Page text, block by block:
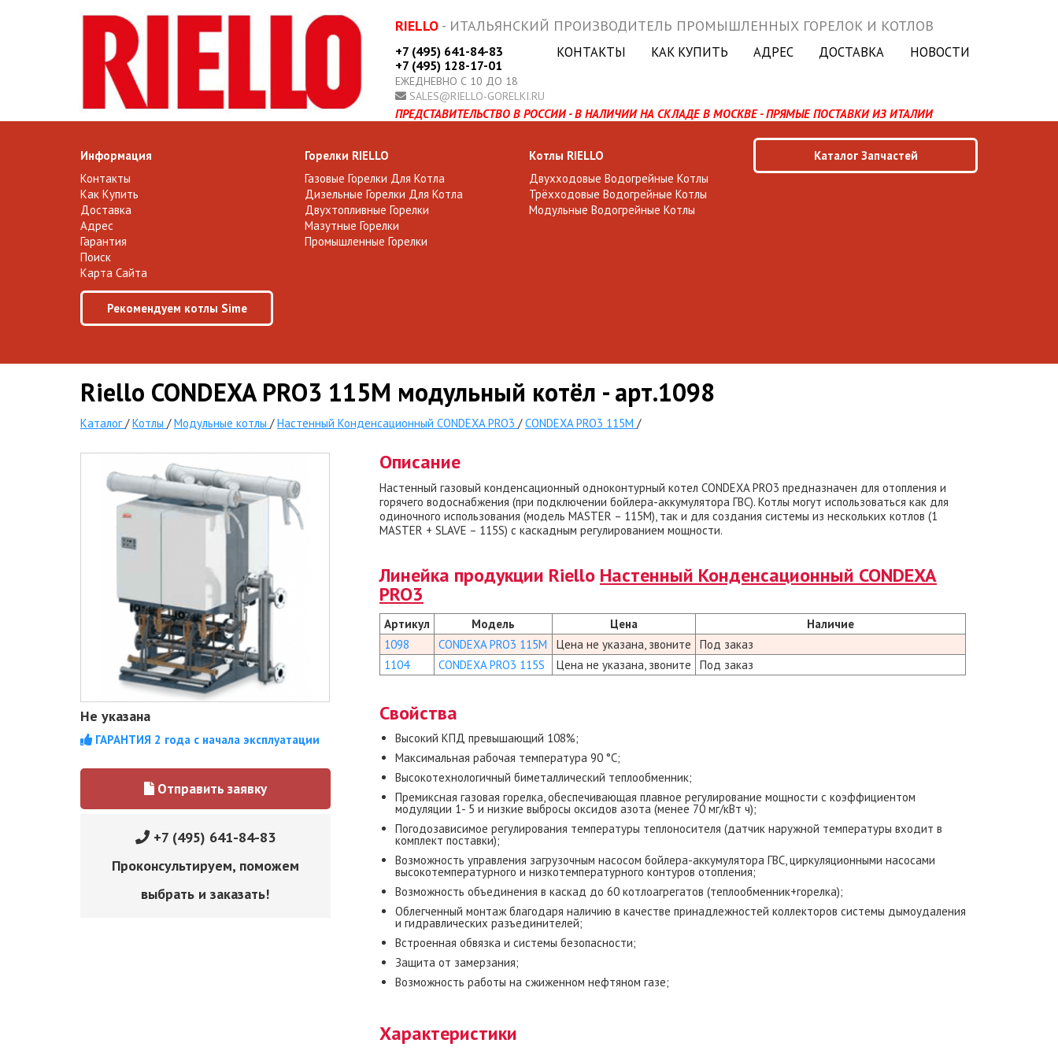
RIELLO- ИТАЛЬЯНСКИЙ ПРОИЗВОДИТЕЛЬ ПРОМЫШЛЕННЫХ ГОРЕЛОК И КОТЛОВ
+7 (495) 641-84-83
+7 (495) 128-17-01
ЕЖЕДНЕВНО С 10 ДО 18
SALES@RIELLO-GORELKI.RU
КОНТАКТЫ КАК КУПИТЬ АДРЕС ДОСТАВКА НОВОСТИ
ПРЕДСТАВИТЕЛЬСТВО В РОССИИ - В НАЛИЧИИ НА СКЛАДЕ В МОСКВЕ - ПРЯМЫЕ ПОСТАВКИ ИЗ ИТАЛИИ
Информация
Контакты
Как Купить
Доставка
Адрес
Гарантия
Поиск
Карта Сайта
Рекомендуем котлы Sime
Горелки RIELLO
Газовые Горелки Для Котла
Дизельные Горелки Для Котла
Двухтопливные Горелки
Мазутные Горелки
Промышленные Горелки
Котлы RIELLO
Двухходовые Водогрейные Котлы
Трёхходовые Водогрейные Котлы
Модульные Водогрейные Котлы
Каталог Запчастей
Riello CONDEXA PRO3 115M модульный котёл - арт.1098
Каталог /Котлы /Модульные котлы /Настенный Конденсационный CONDEXA PRO3 /CONDEXA PRO3 115M /
Не указана
ГАРАНТИЯ 2 года с начала эксплуатации
Отправить заявку
+7 (495) 641-84-83
Проконсультируем, поможем
выбрать и заказать!
Описание
Настенный газовый конденсационный одноконтурный котел CONDEXA PRO3 предназначен для отопления и
горячего водоснабжения (при подключении бойлера-аккумулятора ГВС). Котлы могут использоваться как для
одиночного использования (модель MASTER – 115M), так и для создания системы из нескольких котлов (1
MASTER + SLAVE – 115S) с каскадным регулированием мощности.
Линейка продукции Riello Настенный Конденсационный CONDEXA
PRO3
Артикул Модель Цена
Наличие
1098
CONDEXA PRO3 115M Цена не указана, звоните
Под заказ
1104
CONDEXA PRO3 115S Цена не указана, звоните Под заказ
Свойства
Высокий КПД превышающий 108%;
Максимальная рабочая температура 90 °С;
Высокотехнологичный биметаллический теплообменник;
Премиксная газовая горелка, обеспечивающая плавное регулирование мощности с коэффициентом
модуляции 1- 5 и низкие выбросы оксидов азота (менее 70 мг/кВт ч);
Погодозависимое регулирования температуры теплоносителя (датчик наружной температуры входит в
комплект поставки);
Возможность управления загрузочным насосом бойлера-аккумулятора ГВС, циркуляционными насосами
высокотемпературного и низкотемпературного контуров отопления;
Возможность объединения в каскад до 60 котлоагрегатов (теплообменник+горелка);
Облегченный монтаж благодаря наличию в качестве принадлежностей коллекторов системы дымоудаления
и гидравлических разъединителей;
Встроенная обвязка и системы безопасности;
Защита от замерзания;
Возможность работы на сжиженном нефтяном газе;
Характеристики